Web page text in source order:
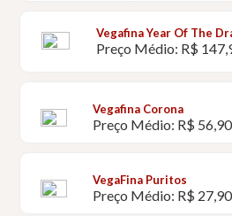
Vegafina Year Of The
Preço Médio: R$
Vegafina Corona
Preço Médio: R$ 56,90
VegaFina Puritos
Preço Médio: R$ 27,90